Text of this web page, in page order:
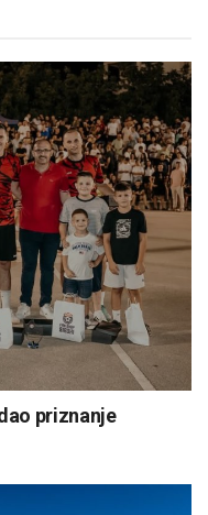
priznanje